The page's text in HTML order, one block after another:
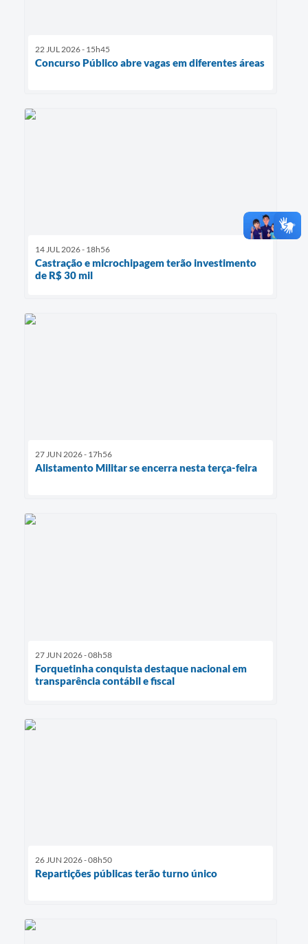
22 JUL 2026 - 15h45
Concurso Público abre vagas em diferentes áreas
14 JUL 2026 - 18h56
Castração e microchipagem terão investimento
de R$ 30 mil
27 JUN 2026 - 17h56
Alistamento Militar se encerra nesta terça-feira
27 JUN 2026 - 08h58
Forquetinha conquista destaque nacional em
transparência contábil e fiscal
26 JUN 2026 - 08h50
Repartições públicas terão turno único